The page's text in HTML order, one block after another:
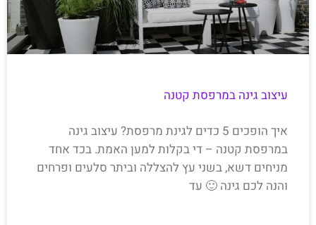
עיצוב גינה במרפסת קטנה
איך הופכים 5 כדים לגינת מרפסת? עיצוב גינה
במרפסת קטנה – די בקלות למען האמת. בכד אחד
מניחים דשא, בשני עץ להצללה וביתר סלעים ופרחים
והנה לכם גינה 🙂 עד